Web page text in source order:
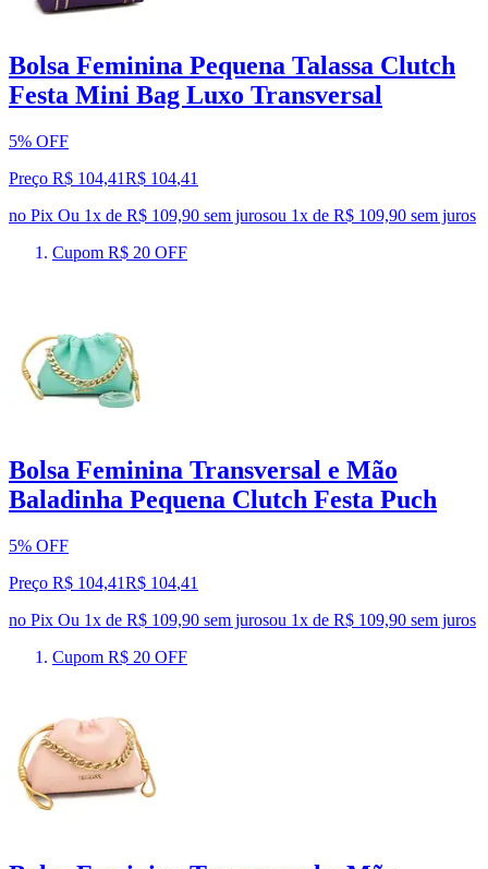
Bolsa Feminina Pequena Talassa Clutch
Festa Mini Bag Luxo Transversal
5% OFF
Preço R$ 104,41R$ 104,41
no Pix Ou 1x de R$ 109,90 sem jurosou 1x de R$ 109,90 sem juros
Cupom R$ 20 OFF
Bolsa Feminina Transversal e Mão
Baladinha Pequena Clutch Festa Puch
5% OFF
Preço R$ 104,41R$ 104,41
no Pix Ou 1x de R$ 109,90 sem jurosou 1x de R$ 109,90 sem juros
Cupom R$ 20 OFF